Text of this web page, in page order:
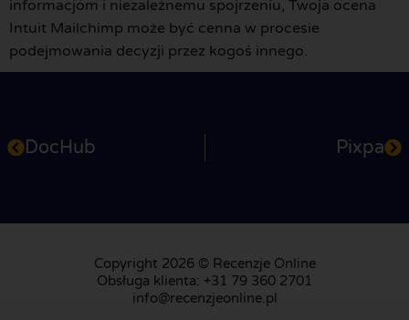
informacjom i niezależnemu spojrzeniu, Twoja ocena
Intuit Mailchimp może być cenna w procesie
podejmowania decyzji przez kogoś innego.
DocHub Pixpa
Copyright 2026 © Recenzje Online
Obsługa klienta: +31 79 360 2701
info@recenzjeonline.pl